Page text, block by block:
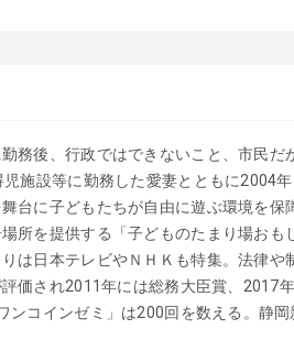
務後、行政ではできないこと、市民だ
施設等に勤務した愛妻とともに2004
台に子どもたちが自由に遊ぶ環境を保
所を提供する「子どものたまり場おも
は日本テレビやＮＨＫも特集。法律や
価され2011年には総務大臣賞、2017
コインゼミ」は200回を数える。静